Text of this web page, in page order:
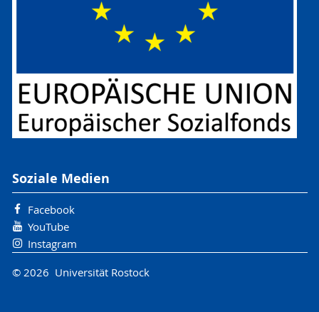
Soziale Medien
Facebook
YouTube
Instagram
© 2026 Universität Rostock